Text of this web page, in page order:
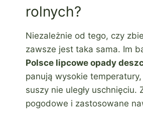
rolnych?
Niezależnie od tego, czy
zawsze jest taka sama. Im
Polsce lipcowe opady
panują wysokie
suszy nie uległy
pogodowe i zastosowane